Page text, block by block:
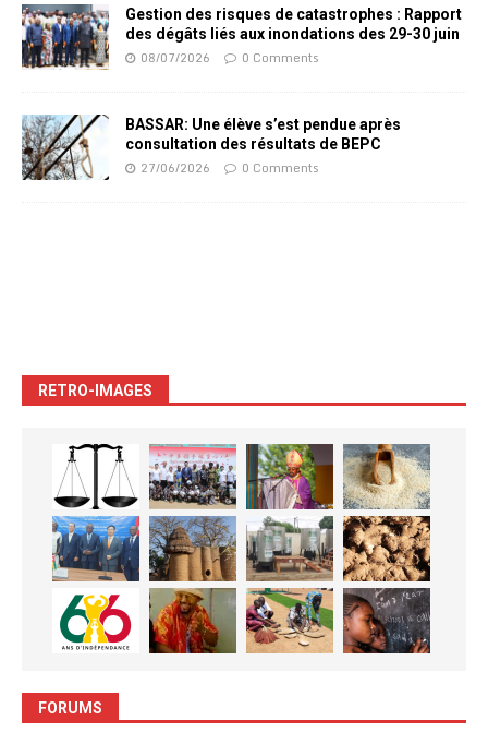
Gestion des risques de catastrophes : Rapport
des dégâts liés aux inondations des 29-30 juin
08/07/2026 0 Comments
BASSAR: Une élève s’est pendue après
consultation des résultats de BEPC
27/06/2026 0 Comments
RETRO-IMAGES
FORUMS